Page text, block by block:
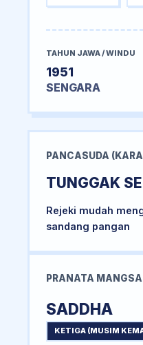
TAHUN JAWA / WINDU
1951
SENGARA
PANCASUDA
TUNGGAK
Rejeki mudah
sandang pangan
PRANATA
SADDHA
KETIGA (MUSIM